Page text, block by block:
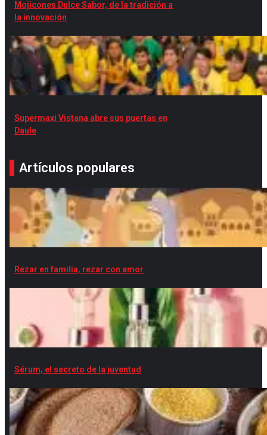
Mojicones Dulce Sabor, de la tradición a
la innovación
Supermaxi Vistana abre sus puertas en
Daule
Artículos populares
Rezar en familia, rezar con amor
Sérum, el secreto de la juventud